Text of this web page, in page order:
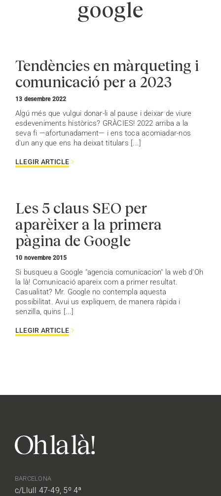
google
Tendències en màrqueting i
comunicació per a 2023
13 desembre 2022
Algú més que vulgui donar-li al pause i deixar de viure
esdeveniments històrics? GRÀCIES! 2022 arriba a la
seva fi —afortunadament— i ens toca acomiadar-nos
d'un any que ens ha deixat titulars [...]
LLEGIR ARTICLE
Les 5 claus SEO per
aparèixer a la primera
pàgina de Google
10 novembre 2015
Si busqueu a Google "agencia comunicacion" la web d'Oh
la là! Comunicació apareix com a primer resultat.
Casualitat? Mr. Google no contempla aquesta
possibilitat. Avui us expliquem, de manera ràpida i
senzilla, quins [...]
LLEGIR ARTICLE
BARCELONA
c/Llull 47-49, 5º 4ª